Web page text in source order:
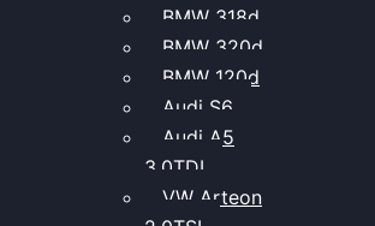
BMW 318d
BMW 320d
BMW 120d
Audi S6
Audi A5
3.0TDI
VW Arteon